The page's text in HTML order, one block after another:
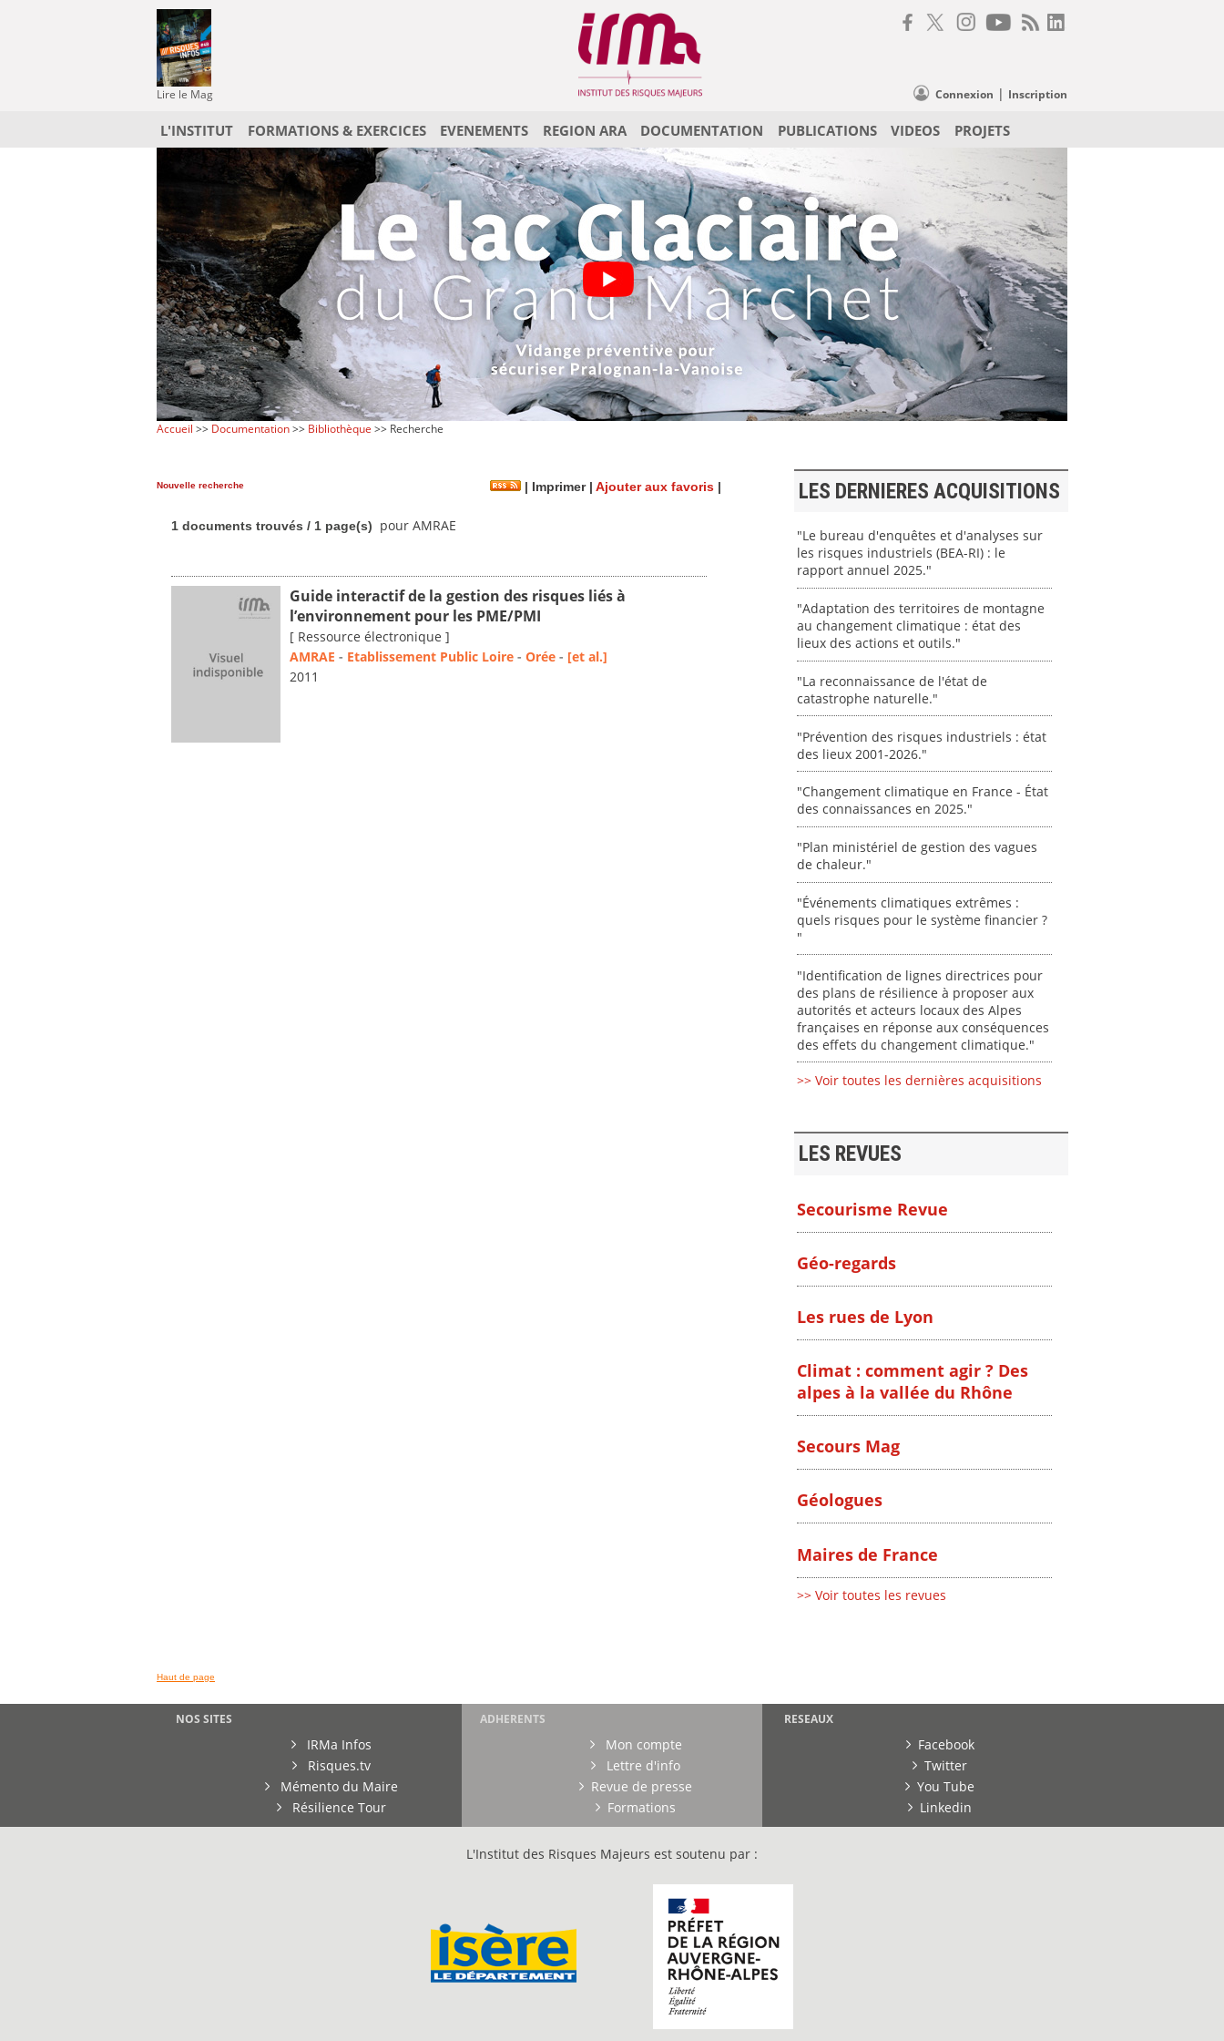
Lire le Mag Connexion | Inscription
L'INSTITUT FORMATIONS & EXERCICES EVENEMENTS REGION ARA DOCUMENTATION PUBLICATIONS VIDEOS PROJETS
Accueil >> Documentation>> Bibliothèque >> Recherche
Nouvelle recherche | Imprimer| Ajouter aux favoris |
1 documents trouvés / 1 page(s) pour AMRAE
Guide interactif de la gestion des risques liés à
l’environnement pour les PME/PMI
[ Ressource électronique ]
AMRAE - Etablissement Public Loire - Orée - [et al.]
2011
LES DERNIERES ACQUISITIONS
"Le bureau d'enquêtes et d'analyses sur
les risques industriels (BEA-RI) : le
rapport annuel 2025."
"Adaptation des territoires de montagne
au changement climatique : état des
lieux des actions et outils."
"La reconnaissance de l'état de
catastrophe naturelle."
"Prévention des risques industriels : état
des lieux 2001-2026."
"Changement climatique en France - État
des connaissances en 2025."
"Plan ministériel de gestion des vagues
de chaleur."
"Événements climatiques extrêmes :
quels risques pour le système financier ?
"
"Identification de lignes directrices pour
des plans de résilience à proposer aux
autorités et acteurs locaux des Alpes
françaises en réponse aux conséquences
des effets du changement climatique."
>> Voir toutes les dernières acquisitions
LES REVUES
Secourisme Revue
Géo-regards
Les rues de Lyon
Climat : comment agir ? Des
alpes à la vallée du Rhône
Secours Mag
Géologues
Maires de France
>> Voir toutes les revues
Haut de page
NOS SITES
IRMa Infos
Risques.tv
Mémento du Maire
Résilience Tour
ADHERENTS
Mon compte
Lettre d'info
Revue de presse
Formations
RESEAUX
Facebook
Twitter
You Tube
Linkedin
L'Institut des Risques Majeurs est soutenu par :